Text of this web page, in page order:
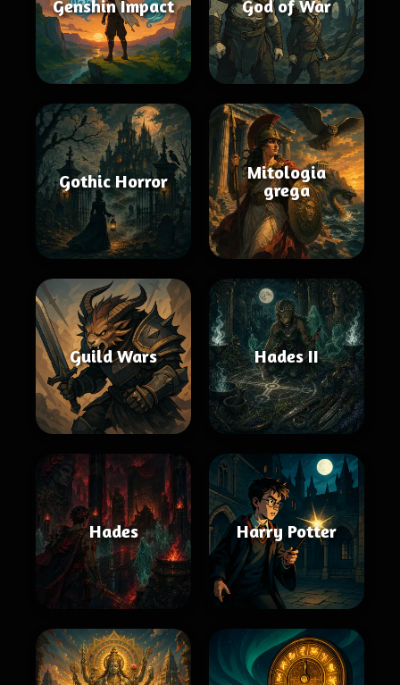
Genshin Impact God of War
Gothic Horror
Mitologia
grega
Guild Wars Hades II
Hades Harry Potter